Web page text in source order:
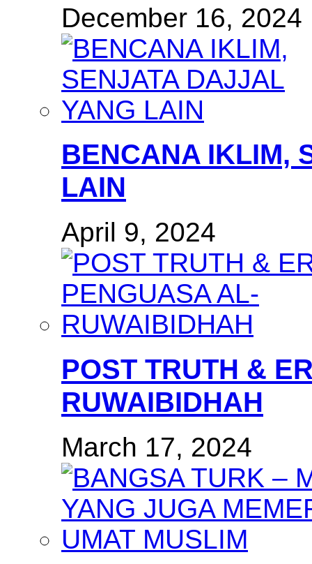
December 16, 2024
BENCANA IKLIM,
LAIN
April 9, 2024
POST TRUTH &
RUWAIBIDHAH
March 17, 2024